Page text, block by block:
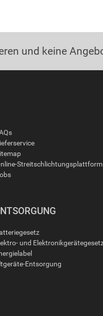
und keine
Streitschlichtungsplattform
und
Entsorgung